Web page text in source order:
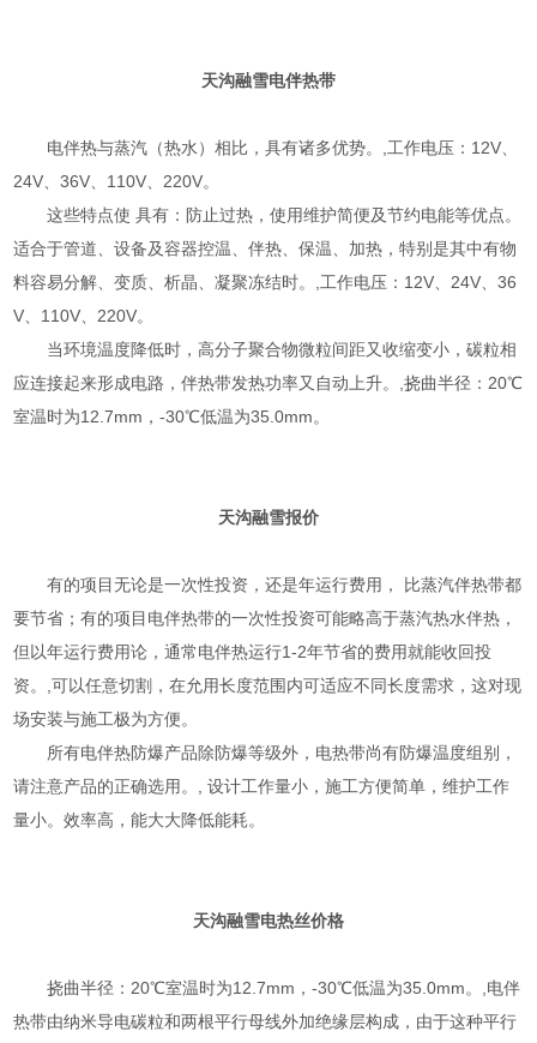
天沟融雪电伴热带
电伴热与蒸汽（热水）相比，具有诸多优势。,工作电压：12V、
24V、36V、110V、220V。
这些特点使 具有：防止过热，使用维护简便及节约电能等优点。
适合于管道、设备及容器控温、伴热、保温、加热，特别是其中有物
料容易分解、变质、析晶、凝聚冻结时。,工作电压：12V、24V、36
V、110V、220V。
当环境温度降低时，高分子聚合物微粒间距又收缩变小，碳粒相
应连接起来形成电路，伴热带发热功率又自动上升。,挠曲半径：20℃
室温时为12.7mm，-30℃低温为35.0mm。
天沟融雪报价
有的项目无论是一次性投资，还是年运行费用， 比蒸汽伴热带都
要节省；有的项目电伴热带的一次性投资可能略高于蒸汽热水伴热，
但以年运行费用论，通常电伴热运行1-2年节省的费用就能收回投
资。,可以任意切割，在允用长度范围内可适应不同长度需求，这对现
场安装与施工极为方便。
所有电伴热防爆产品除防爆等级外，电热带尚有防爆温度组别，
请注意产品的正确选用。, 设计工作量小，施工方便简单，维护工作
量小。效率高，能大大降低能耗。
天沟融雪电热丝价格
挠曲半径：20℃室温时为12.7mm，-30℃低温为35.0mm。,电伴
热带由纳米导电碳粒和两根平行母线外加绝缘层构成，由于这种平行